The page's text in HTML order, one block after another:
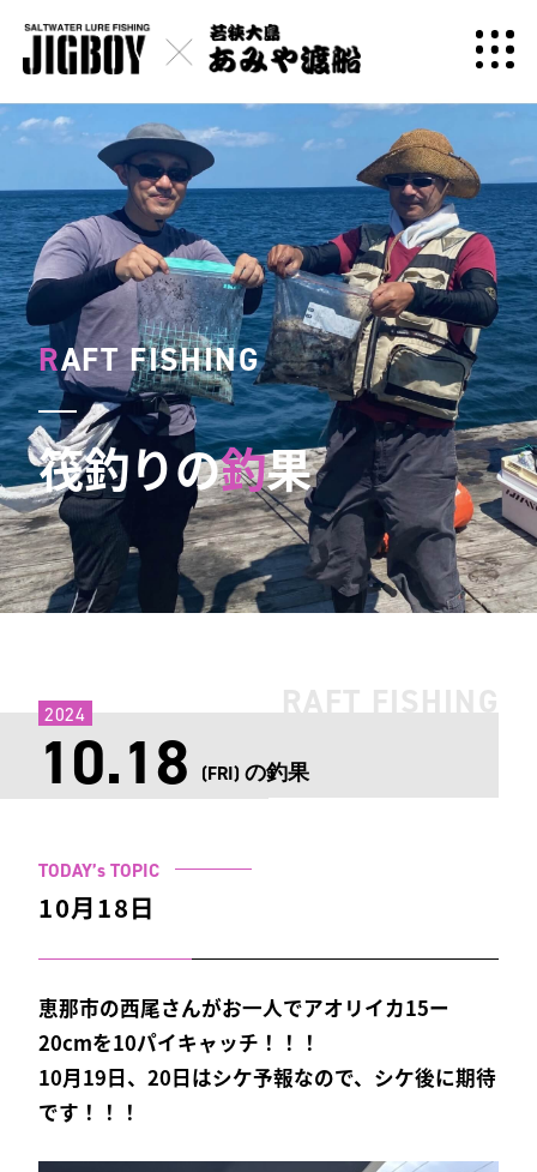
RAFT FISHING
筏釣りの釣果
RAFT FISHING
10.18 (FRI) の釣果
2024
TODAY’s TOPIC
10月18日
恵那市の西尾さんがお一人でアオリイカ15ー
20cmを10パイキャッチ！！！
10月19日、20日はシケ予報なので、シケ後に期待
です！！！